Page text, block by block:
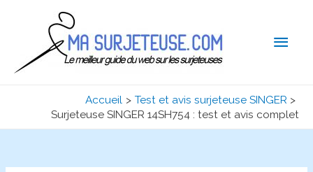
Accueil
Test et avis surjeteuse SINGER
Surjeteuse SINGER 14SH754 : test et avis complet